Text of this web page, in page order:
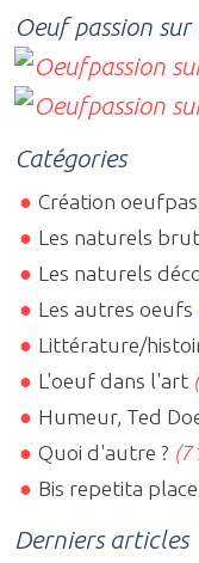
Oeuf passion
Catégories
Création
Les naturels
Les naturels
Les autres oeufs
Littérature/
L'oeuf dans l'art
Humeur, Ted
Quoi d'autre ?
Bis repetita
Derniers articles